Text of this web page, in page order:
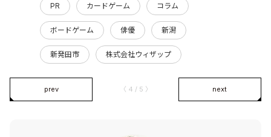
PR カードゲーム コラム
ボードゲーム 俳優 新潟
新発田市 株式会社ウィザップ
prev 〈 4 / 5 〉 next